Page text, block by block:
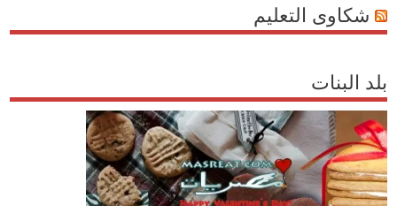
شكاوى التعليم
بلد البنات